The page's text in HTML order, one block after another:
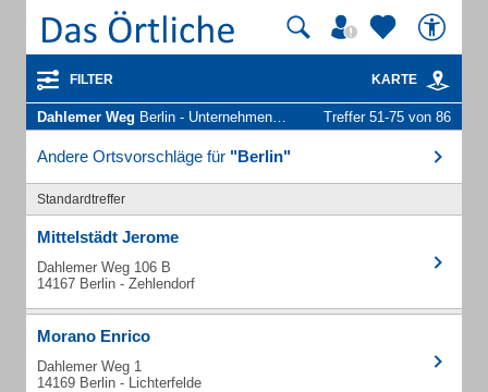
FILTER KARTE
Dahlemer Weg Berlin - Unternehmen und Personen Treffer 51-75 von 86
Andere Ortsvorschläge für "Berlin"
Standardtreffer
Mittelstädt Jerome
Dahlemer Weg 106 B
14167 Berlin - Zehlendorf
Morano Enrico
Dahlemer Weg 1
14169 Berlin - Lichterfelde